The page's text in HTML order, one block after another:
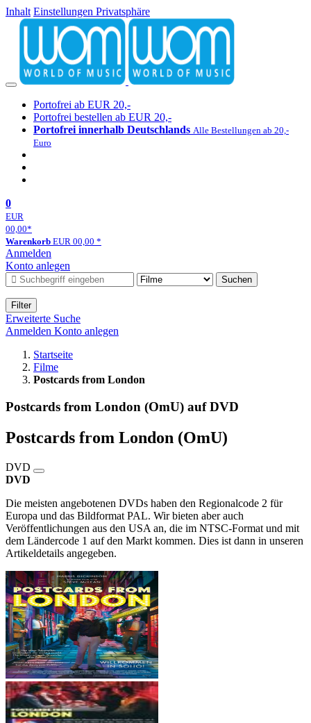
Inhalt Einstellungen Privatsphäre
Portofrei ab EUR 20,-
Portofrei bestellen ab EUR 20,-
Portofrei innerhalb Deutschlands Alle Bestellungen ab 20,-
Euro
0
EUR
00,00*
Warenkorb EUR 00,00 *
Anmelden
Konto anlegen
Suchen
Filter
Erweiterte Suche
Anmelden Konto anlegen
Startseite
Filme
Postcards from London
Postcards from London (OmU) auf DVD
Postcards from London (OmU)
DVD
DVD
Die meisten angebotenen DVDs haben den Regionalcode 2 für
Europa und das Bildformat PAL. Wir bieten aber auch
Veröffentlichungen aus den USA an, die im NTSC-Format und mit
dem Ländercode 1 auf den Markt kommen. Dies ist dann in unseren
Artikeldetails angegeben.